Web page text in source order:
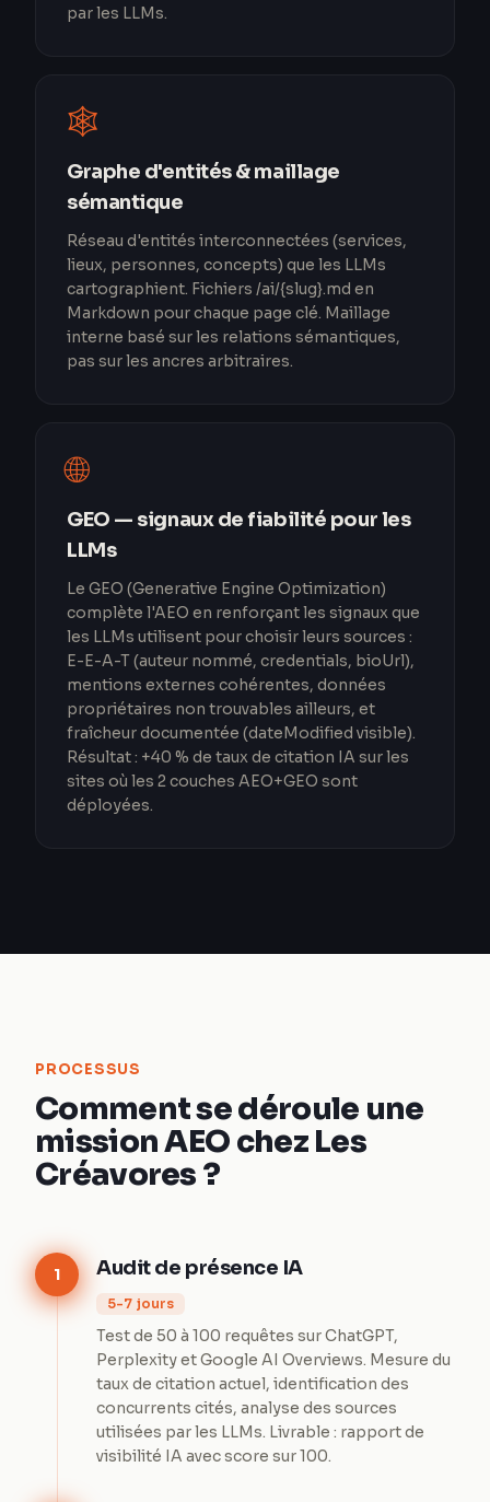
par les LLMs.
🕸️
Graphe d'entités & maillage
sémantique
Réseau d'entités interconnectées (services,
lieux, personnes, concepts) que les LLMs
cartographient. Fichiers /ai/{slug}.md en
Markdown pour chaque page clé. Maillage
interne basé sur les relations sémantiques,
pas sur les ancres arbitraires.
🌐
GEO — signaux de fiabilité pour les
LLMs
Le GEO (Generative Engine Optimization)
complète l'AEO en renforçant les signaux que
les LLMs utilisent pour choisir leurs sources :
E-E-A-T (auteur nommé, credentials, bioUrl),
mentions externes cohérentes, données
propriétaires non trouvables ailleurs, et
fraîcheur documentée (dateModified visible).
Résultat : +40 % de taux de citation IA sur les
sites où les 2 couches AEO+GEO sont
déployées.
PROCESSUS
Comment se déroule une
mission AEO chez Les
Créavores ?
1 Audit de présence IA
5-7 jours
Test de 50 à 100 requêtes sur ChatGPT,
Perplexity et Google AI Overviews. Mesure du
taux de citation actuel, identification des
concurrents cités, analyse des sources
utilisées par les LLMs. Livrable : rapport de
visibilité IA avec score sur 100.